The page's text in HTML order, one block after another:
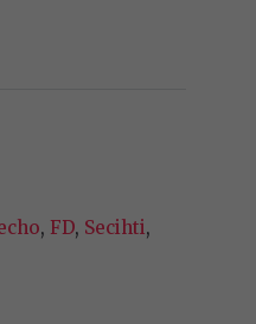
, FD, Secihti,